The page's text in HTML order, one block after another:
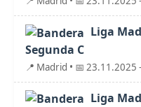
Liga
Segunda C
📍 Madrid • 📅 23.11.2025
Liga